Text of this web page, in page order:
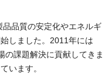
品質の安定化やエネルギ
しました。2011年には
の課題解決に貢献してきま
います。